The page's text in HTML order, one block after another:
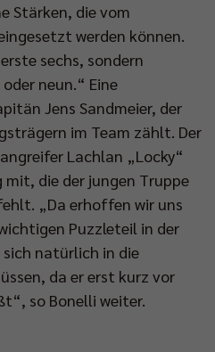
Stärken, die vom
werden können.
sechs, sondern
neun.“ Eine
Jens Sandmeier, der
im Team zählt. Der
Lachlan „Locky“
die der jungen Truppe
„Da erhoffen wir uns
Puzzleteil in der
natürlich in die
da er erst kurz vor
so Bonelli weiter.